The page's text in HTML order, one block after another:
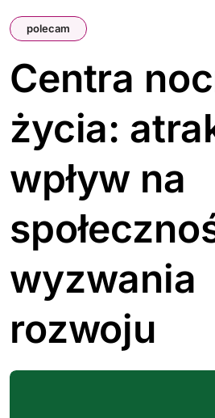
polecam
Centra
życia:
wpływ na
wyzwania
rozwoju